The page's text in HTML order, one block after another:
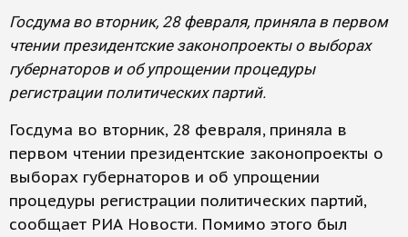
Госдума во вторник, 28 февраля, приняла в первом
чтении президентские законопроекты о выборах
губернаторов и об упрощении процедуры
регистрации политических партий.
Госдума во вторник, 28 февраля, приняла в
первом чтении президентские законопроекты о
выборах губернаторов и об упрощении
процедуры регистрации политических партий,
сообщает РИА Новости. Помимо этого был